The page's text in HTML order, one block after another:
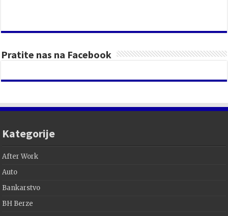
Pratite nas na Facebook
Kategorije
After Work
Auto
Bankarstvo
BH Berze